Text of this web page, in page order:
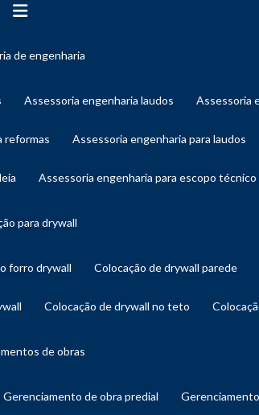
de engenharia
assessoria engenharia laudos
reformas assessoria engenharia para laudos
assessoria engenharia para escopo técnico
para drywall
forro drywall colocação de drywall parede
colocação de drywall no teto
de obras
gerenciamento de obra predial